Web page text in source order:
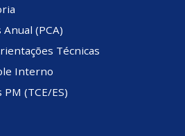
(PCA)
Técnicas
Interno
(TCE/ES)